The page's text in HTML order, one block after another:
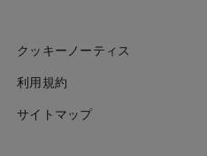
クッキーノーティス
利用規約
サイトマップ